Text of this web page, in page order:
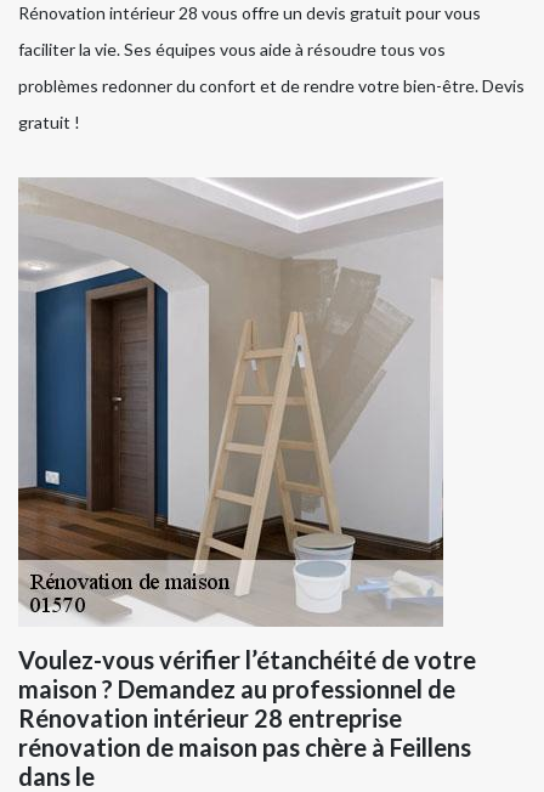
Rénovation intérieur 28 vous offre un devis gratuit pour vous
faciliter la vie. Ses équipes vous aide à résoudre tous vos
problèmes redonner du confort et de rendre votre bien-être. Devis
gratuit !
Voulez-vous vérifier l’étanchéité de votre
maison ? Demandez au professionnel de
Rénovation intérieur 28 entreprise
rénovation de maison pas chère à Feillens
dans le